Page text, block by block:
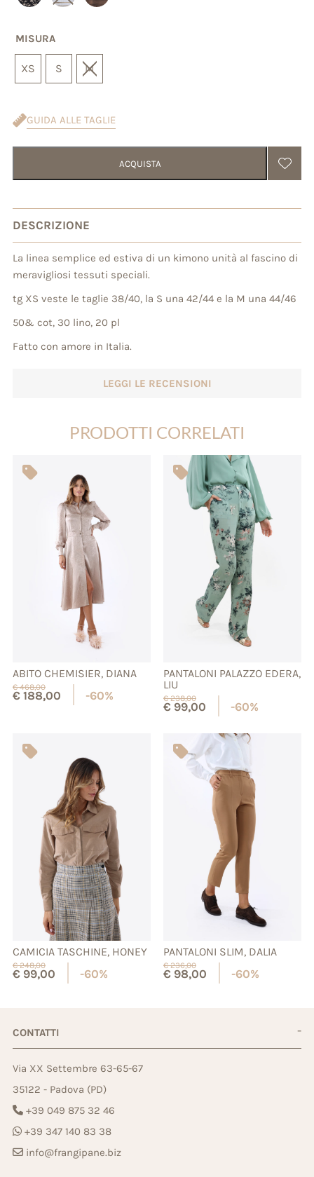
MISURA
XS S M
GUIDA ALLE TAGLIE
ACQUISTA
DESCRIZIONE
La linea semplice ed estiva di un kimono unità al fascino di
meravigliosi tessuti speciali.
tg XS veste le taglie 38/40, la S una 42/44 e la M una 44/46
50& cot, 30 lino, 20 pl
Fatto con amore in Italia.
LEGGI LE RECENSIONI
PRODOTTI CORRELATI
ABITO CHEMISIER, DIANA
€468,00
€188,00 -60%
PANTALONI PALAZZO EDERA,
LIU
€238,00
€99,00 -60%
CAMICIA TASCHINE, HONEY
€248,00
€99,00 -60%
PANTALONI SLIM, DALIA
€236,00
€98,00 -60%
CONTATTI
Via XX Settembre 63-65-67
35122 - Padova (PD)
+39 049 875 32 46
+39 347 140 83 38
info@frangipane.biz